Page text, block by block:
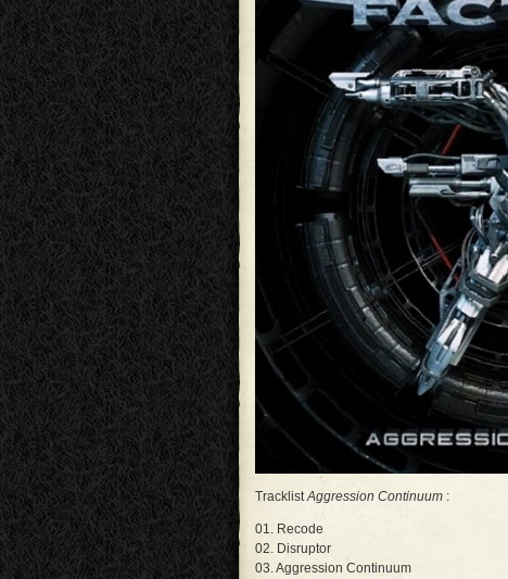
TracklistAggression Continuum :
01. Recode
02. Disruptor
03. Aggression Continuum